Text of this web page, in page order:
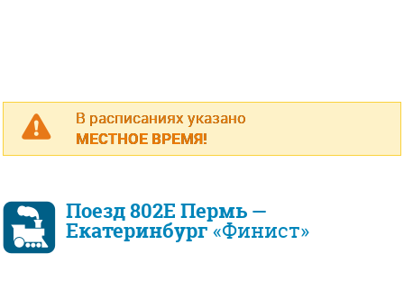
В расписаниях указано
МЕСТНОЕ ВРЕМЯ!
Поезд 802Е Пермь —
Екатеринбург«Финист»